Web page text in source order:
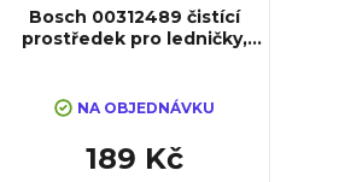
Bosch 00312489 čistící
prostředek pro ledničky,
NA OBJEDNÁVKU
189 Kč